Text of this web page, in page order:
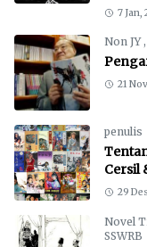
7 Jan,
Non JY ,
21
penulis
Cersil
29
Novel
SSWRB